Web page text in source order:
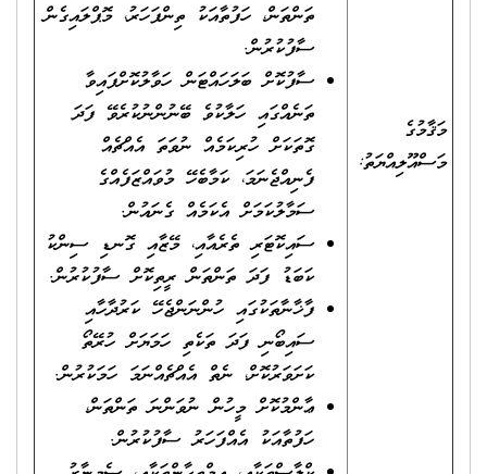
މަޤާމުގެ
މަސްއޫލިއްޔަތު:
ތަންތަން، ހަފުތާއަކު ތިންފަހަރު، މޮޕްލައިގެން
ސާފުކުރުން.
ސާފުކޮށް ބަލަހައްޓަން ހަވާލުކޮށްފައިވާ
ތަނެއްގައި ހަލާކުވެ ބޭނުންނުކުރެވޭ ފަދަ
ގޮތަކަށް ހުރިކަމެއް ނުވަތަ އެއްޗެއް
ފެނިއްޖެނަމަ، ކަމާބެހޭ މުވައްޒަފެއްގެ
ސަމާލުކަމަށް އެކަމެއް ގެނައުން.
ސައިކޮޓަރި ތެރެއާއި، މޭޒާއި ގޮނޑި ސިންކު
ކަބަޑު ފަދަ ތަންތަން ރީތިކޮށް ސާފުކުރުން.
ފާޚާނާތަކުގައި ހުންނަންޖެހޭ ކަރުދާހާއި
ސައިބޯނި ފަދަ ތަކެތި ހަމަޔަށް ހުރޭތޯ
ކަށަވަރުކޮށް، ނެތް އެއްޗެއްނަމަ ހަމަކުރުން.
ޢާންމުކޮށް މީހުން ނުވަންނަ ތަންތަން،
ހަފުތާއަކު އެއްފަހަރު ސާފުކުރުން.